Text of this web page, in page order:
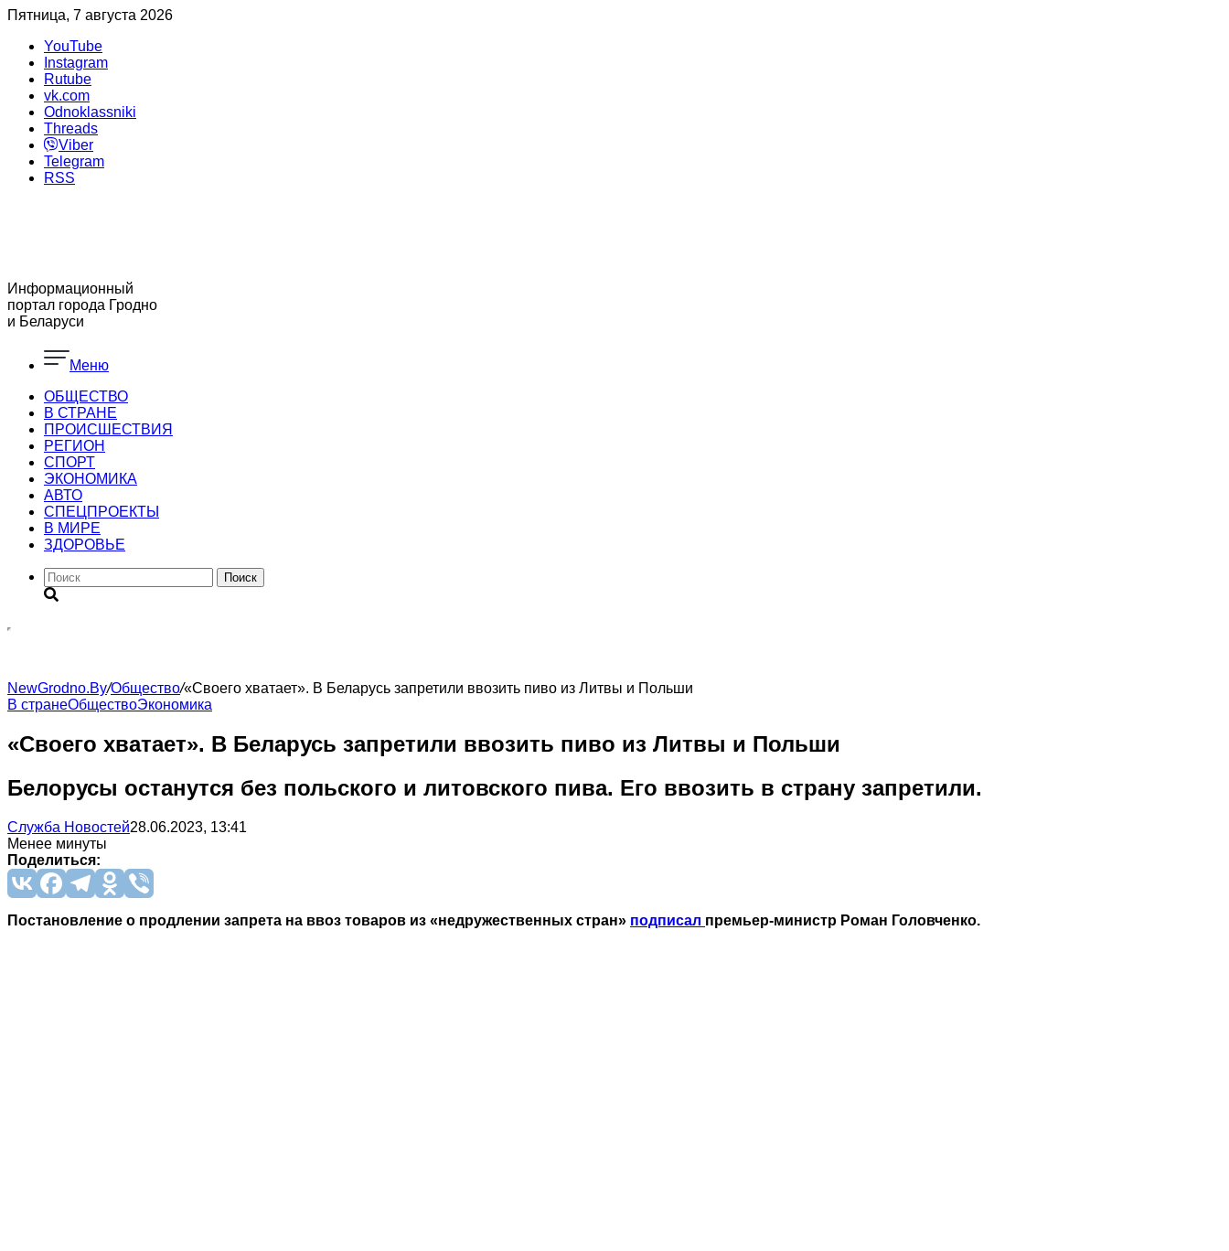
Пятница, 7 августа 2026
YouTube
Instagram
Rutube
vk.com
Odnoklassniki
Threads
Viber
Telegram
RSS
Информационный
портал города Гродно
и Беларуси
Меню
ОБЩЕСТВО
В СТРАНЕ
ПРОИСШЕСТВИЯ
РЕГИОН
CПОРТ
ЭКОНОМИКА
АВТО
СПЕЦПРОЕКТЫ
В МИРЕ
ЗДОРОВЬЕ
Поиск
NewGrodno.By/Общество/«Своего хватает». В Беларусь запретили ввозить пиво из Литвы и Польши
В странеОбществоЭкономика
«Своего хватает». В Беларусь запретили ввозить пиво из Литвы и Польши
Белорусы останутся без польского и литовского пива. Его ввозить в страну запретили.
Служба Новостей28.06.2023, 13:41
Менее минуты
Поделиться:
Постановление о продлении запрета на ввоз товаров из «недружественных стран» подписал премьер-министр Роман Головченко.